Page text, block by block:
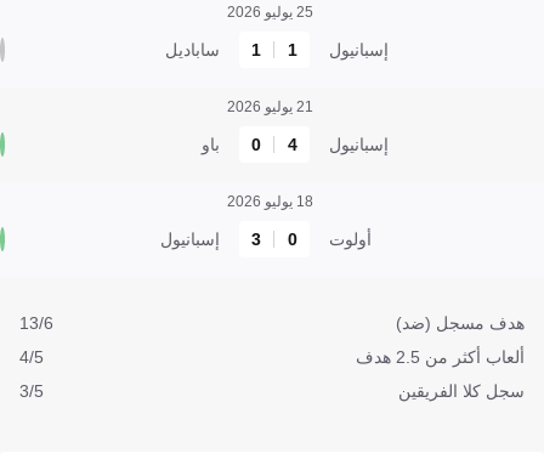
25 يوليو 2026
إسبانيول 1
1 ساباديل
21 يوليو 2026
إسبانيول 4
0 باو
18 يوليو 2026
أولوت 0
3 إسبانيول
هدف مسجل (ضد)
13/6
ألعاب أكثر من 2.5 هدف
4/5
سجل كلا الفريقين
3/5